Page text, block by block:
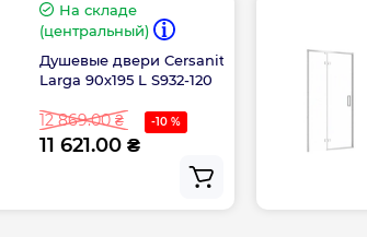
На складе
(центральный)
Душевые двери Cersanit
Larga 90х195 L S932-120
12 869.00 ₴ -10 %
11 621.00 ₴